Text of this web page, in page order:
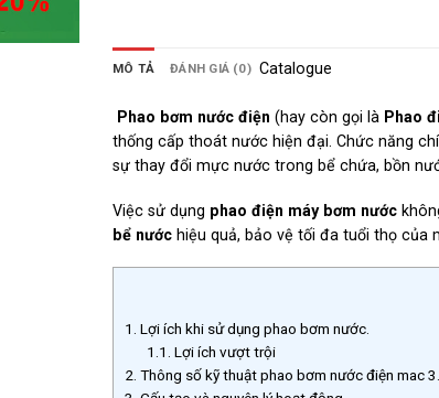
MÔ TẢ ĐÁNH GIÁ (0) Catalogue
Phao bơm nước điện (hay còn gọi là Phao
thống cấp thoát nước hiện đại. Chức năng
sự thay đổi mực nước trong bể chứa, bồn
Việc sử dụng phao điện máy bơm nước
bể nước hiệu quả, bảo vệ tối đa tuổi thọ của
1. Lợi ích khi sử dụng phao bơm nước.
1.1. Lợi ích vượt trội
2. Thông số kỹ thuật phao bơm nước điện mac 3.